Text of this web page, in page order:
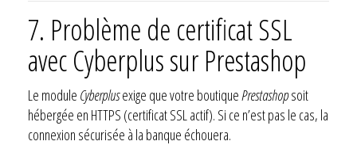
7. Problème de certificat SSL
avec Cyberplus sur Prestashop
Le module Cyberplusexige que votre boutiquePrestashopsoit
hébergée en HTTPS (certificat SSL actif). Si ce n’est pas le cas, la
connexion sécurisée à la banque échouera.